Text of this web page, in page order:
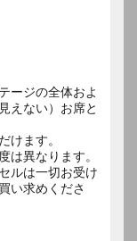
ージの全体およ
えない）お席と
けます。
は異なります。
ルは一切お受け
い求めくださ